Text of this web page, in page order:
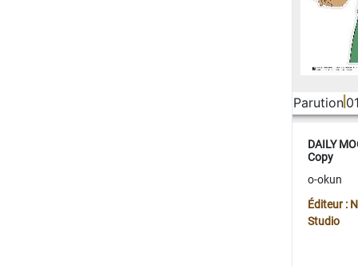
Parution
DAILY
Copy
o-okun
Éditeur :
Studio